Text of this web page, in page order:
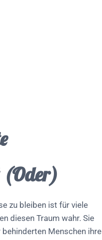
(Oder)
zu bleiben ist für viele
diesen Traum wahr. Sie
Menschen ihre